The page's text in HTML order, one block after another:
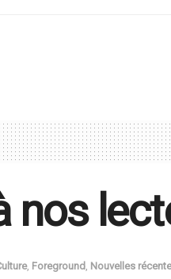
nos
, Foreground , Nouvelles